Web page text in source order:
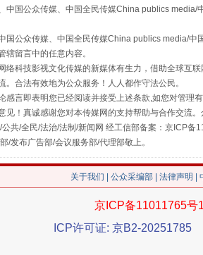
国五大"原罪"
解+退费，一次搞定
中国公众传媒、中国全民传媒China publics
国公众传媒、中国全民传媒China publics media/
辖留言中的任意内容。
络科技影视文化传媒的新媒体有生力，借助全球互
。合法有效地为公众服务！人人都作守法公民。
感言即表明您已经阅读并接受上述条款,如您对管
见！真诚感谢您对本传媒网的支持帮助与合作交流
公共/全民/法治/法制/新闻网 经工信部备案：京ICP
/发布广告部/会议服务部/代理部敬上。
关于我们 公众采编部 法律声明 |
京ICP备11011765号
ICP许可证: 京B2-20251785